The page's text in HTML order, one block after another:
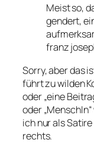
Meist so,
gendert,
franz
Sorry, aber das
führt zu wilden
oder „eine
oder
ich nur als
rechts.